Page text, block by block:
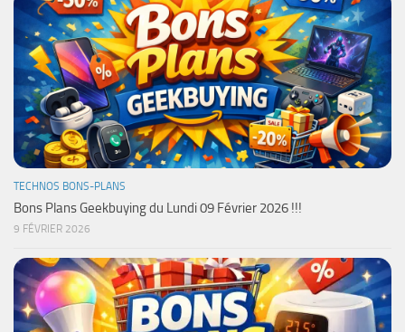
TECHNOS BONS-PLANS
Bons Plans Geekbuying du Lundi 09 Février 2026 !!!
9 FÉVRIER 2026